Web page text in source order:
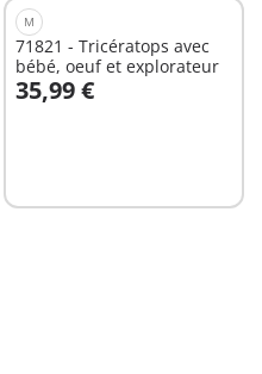
M
71821 - Tricératops avec
bébé, oeuf et explorateur
35,99 €
Au panier